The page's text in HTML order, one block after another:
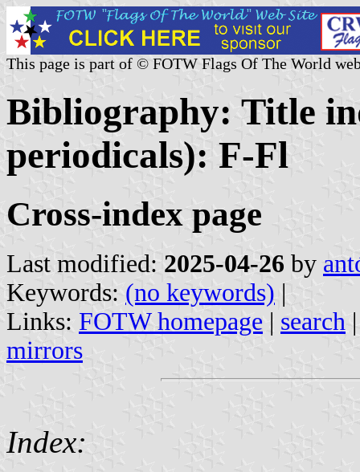
This page is part of © FOTW Flags Of The World
Bibliography: Title
periodicals): F-Fl
Cross-index page
Last modified: 2025-04-26 by
Keywords: (no keywords) |
Links: FOTW homepage | search
mirrors
Index: